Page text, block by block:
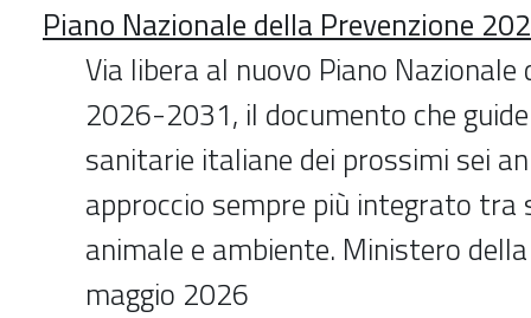
Piano Nazionale della Prevenzione
Via libera al nuovo Piano Nazionale
2026-2031, il documento che
sanitarie italiane dei prossimi sei
approccio sempre più integrato tra
animale e ambiente. Ministero
maggio 2026